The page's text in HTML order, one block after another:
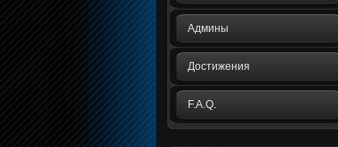
Админы
Достижения
F.A.Q.